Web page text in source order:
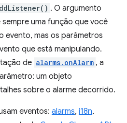
. O argumento
sempre uma função que você
evento, mas os parâmetros
que está manipulando.
de alarms.onAlarm , a
um objeto
sobre o alarme decorrido.
eventos: alarms, i18n,